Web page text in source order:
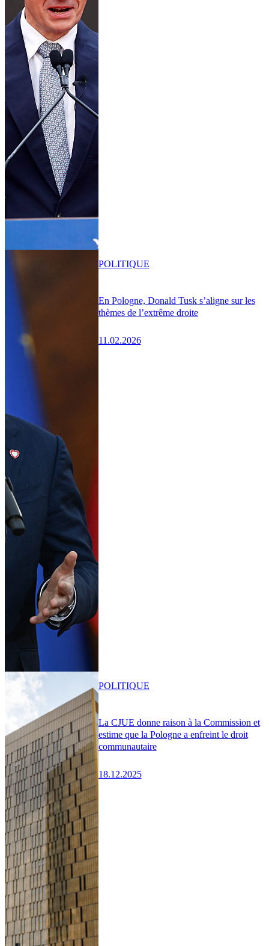
En Pologne, Donald Tusk s’aligne sur les
thèmes de l’extrême droite
11.02.2026
POLITIQUE
La CJUE donne raison à la Commission et
estime que la Pologne a enfreint le droit
communautaire
18.12.2025
POLITIQUE